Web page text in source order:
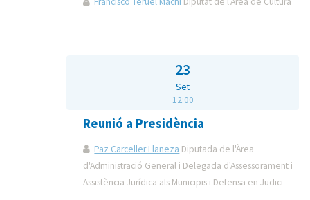
23
Set
12:00
Reunió a Presidència
Paz Carceller Llaneza Diputada de l'Àrea
d'Administració General i Delegada d'Assessorament i
Assistència Jurídica als Municipis i Defensa en Judici